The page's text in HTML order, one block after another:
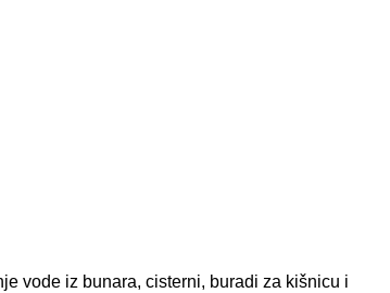
vode iz bunara, cisterni, buradi za kišnicu i